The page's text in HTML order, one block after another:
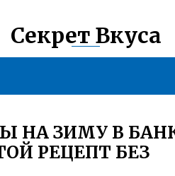
Секрет Вкуса
НА ЗИМУ В
РЕЦЕПТ БЕЗ